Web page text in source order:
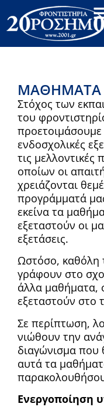
ΜΑΘΉΜΑΤΑ
Στόχος των
του
προετοιμάσουμε
ενδοσχολικές
τις μελλοντικές
οποίων οι
χρειάζονται
προγράμματά
εκείνα τα
εξεταστούν οι
εξετάσεις.
Ωστόσο, καθόλη
γράφουν στο
άλλα μαθήματα,
εξεταστούν στο
Σε περίπτωση,
νιώθουν την
διαγώνισμα
αυτά τα
Ενεργοποίηση